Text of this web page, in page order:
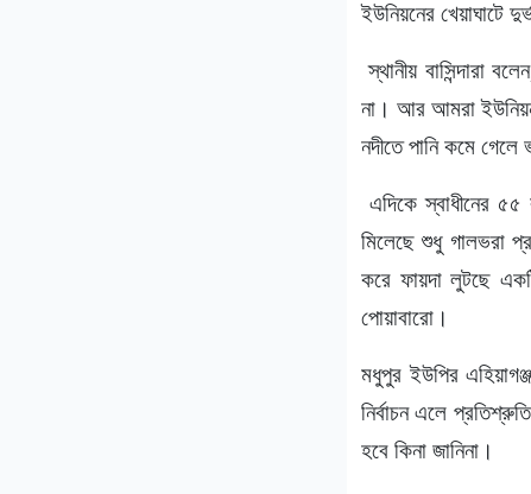
ইউনিয়নের খেয়াঘাটে
স্থানীয় বাসিন্দারা
না। আর আমরা
নদীতে পানি কমে
এদিকে স্বাধীনের
মিলেছে শুধু গালভরা
করে ফায়দা লুটছে
পোয়াবারো।
মধুপুর ইউপির
নির্বাচন এলে
হবে কিনা জানিনা।